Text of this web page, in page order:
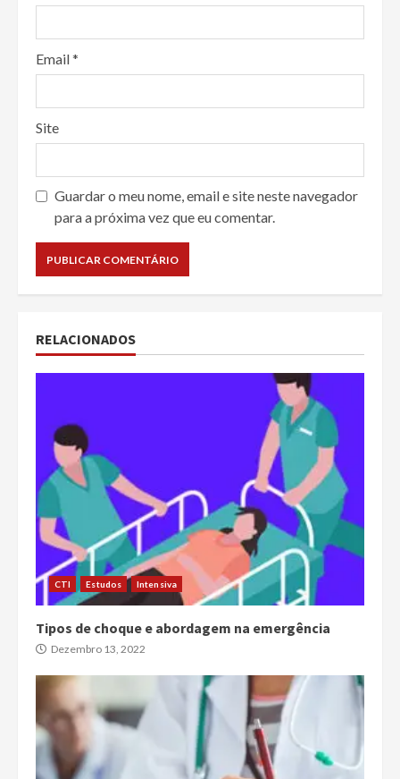
Email*
Site
Guardar o meu nome, email e site neste navegador
para a próxima vez que eu comentar.
RELACIONADOS
CTI Estudos Intensiva
Tipos de choque e abordagem na emergência
Dezembro 13, 2022